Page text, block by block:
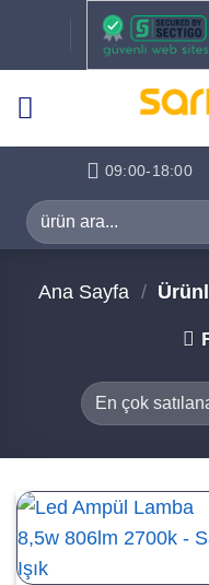
09:00-18:00
Ara:
Ana Sayfa /